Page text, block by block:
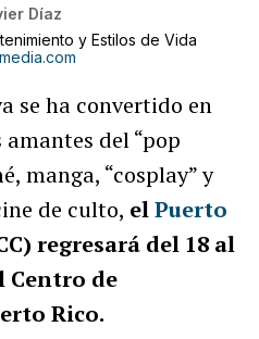
Díaz
y Estilos de Vida
se ha convertido en
del “pop
manga, “cosplay” y
de culto, elPuerto
regresará del 18 al
Centro de
Rico.